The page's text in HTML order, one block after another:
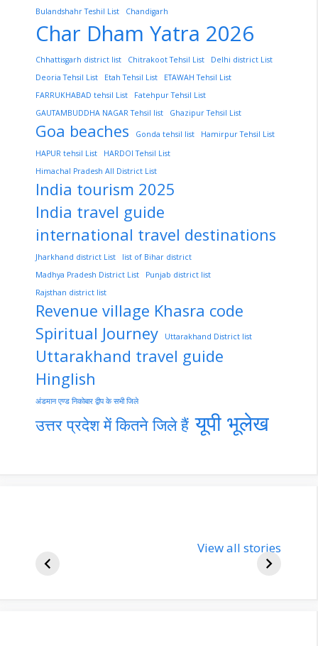
Bulandshahr Teshil List
Chandigarh
Char Dham Yatra 2026
Chhattisgarh district list Chitrakoot Tehsil List
Delhi district List
Deoria Tehsil List
Etah Tehsil List
ETAWAH Tehsil List
FARRUKHABAD tehsil List
Fatehpur Tehsil List
GAUTAMBUDDHA NAGAR Tehsil list
Ghazipur Tehsil List
Goa beaches Gonda tehsil list
Hamirpur Tehsil List
HAPUR tehsil List
HARDOI Tehsil List
Himachal Pradesh All District List
India tourism 2025
India travel guide
international travel destinations
Jharkhand district List
list of Bihar district
Madhya Pradesh District List
Punjab district list
Rajsthan district list
Revenue village Khasra code
Spiritual Journey
Uttarakhand District list
Uttarakhand travel guide
Hinglish
अंडमान एण्ड निकोबार द्वीप के सभी जिले
उत्तर प्रदेश में कितने जिले हैं यूपी भूलेख
bjp-india-
about
View all stories